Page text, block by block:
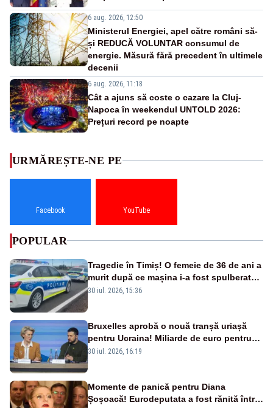
6 aug. 2026, 12:50
Ministerul Energiei, apel către români să-
și REDUCĂ VOLUNTAR consumul de
energie. Măsură fără precedent în ultimele
decenii
6 aug. 2026, 11:18
Cât a ajuns să coste o cazare la Cluj-
Napoca în weekendul UNTOLD 2026:
Prețuri record pe noapte
URMĂREȘTE-NE PE
Facebook YouTube
POPULAR
Tragedie în Timiș! O femeie de 36 de ani a
murit după ce mașina i-a fost spulberată
de tren
30 iul. 2026, 15:36
Bruxelles aprobă o nouă tranșă uriașă
pentru Ucraina! Miliarde de euro pentru
armament și apărare
30 iul. 2026, 16:19
Momente de panică pentru Diana
Șoșoacă! Eurodeputata a fost rănită într-